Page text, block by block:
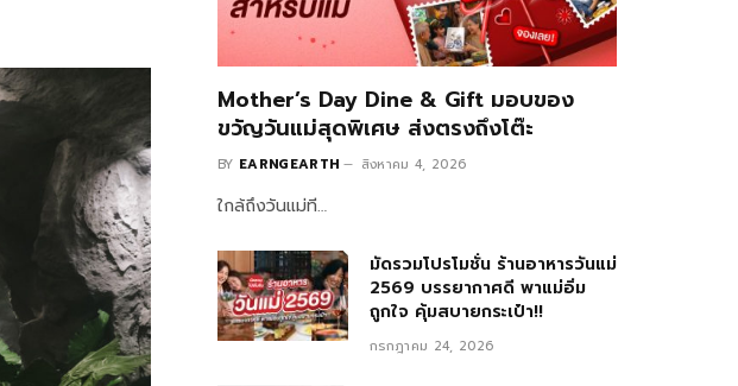
Mother’s Day Dine & Gift มอบของ
ขวัญวันแม่สุดพิเศษ ส่งตรงถึงโต๊ะ
BY EARNGEARTH สิงหาคม 4, 2026
ใกล้ถึงวันแม่ที…
มัดรวมโปรโมชั่น ร้านอาหารวันแม่
2569 บรรยากาศดี พาแม่อิ่ม
ถูกใจ คุ้มสบายกระเป๋า!!
กรกฎาคม 24, 2026